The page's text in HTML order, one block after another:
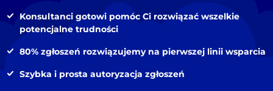
Konsultanci gotowi pomóc Ci rozwiązać wszelkie
potencjalne trudności
80% zgłoszeń rozwiązujemy na pierwszej linii wsparcia
Szybka i prosta autoryzacja zgłoszeń